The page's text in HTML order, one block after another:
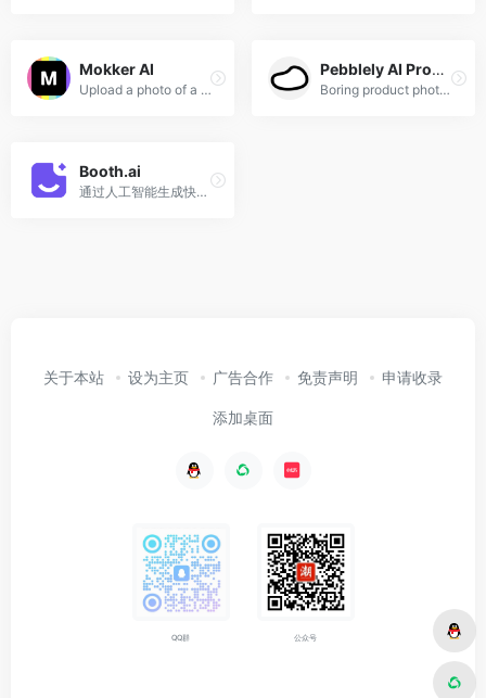
Mokker AI
Upload a photo of a product and Mokker AI magically replaces the background in a realistic way - no more photoshop looks. Try it for free.
Pebblely AI Product Photography
Boring product photos? Pebblely helps you create beautiful photos in seconds with AI
Booth.ai
通过人工智能生成快速、廉价、高质量的图像，无需实物样本。通过上传您自己产品的图像，并通过编写简单的提示轻松生成专业级产品照片，并创建您想要的结果。
关于本站 设为主页 广告合作 免责声明 申请收录
添加桌面
QQ群 公众号